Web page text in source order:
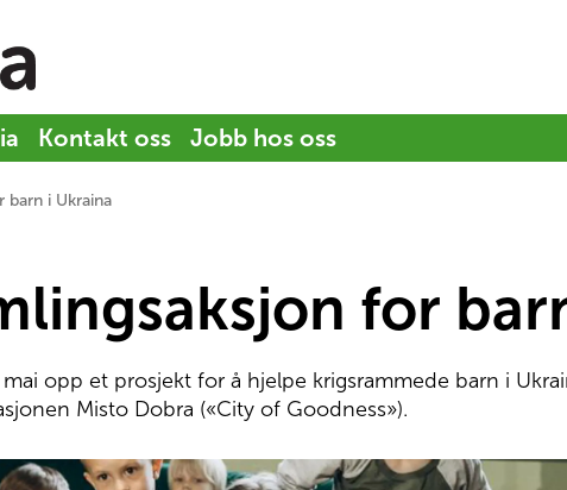
Kontakt oss Jobb hos oss
barn i Ukraina
for
mai opp et prosjekt for å hjelpe krigsrammede barn i
Misto Dobra («City of Goodness»).